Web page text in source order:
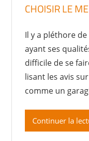
CHOISIR LE
Il y a pléthore
ayant ses
difficile de se
lisant les avis
comme un
Continuer la